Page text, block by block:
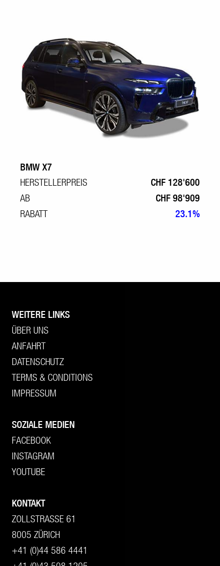
BMW X7
HERSTELLERPREIS
CHF 128'600
AB
CHF 98'909
RABATT
23.1%
WEITERE LINKS
ÜBER UNS
ANFAHRT
DATENSCHUTZ
TERMS & CONDITIONS
IMPRESSUM
SOZIALE MEDIEN
FACEBOOK
INSTAGRAM
YOUTUBE
KONTAKT
ZOLLSTRASSE 61
8005 ZÜRICH
+41 (0)44 586 4441